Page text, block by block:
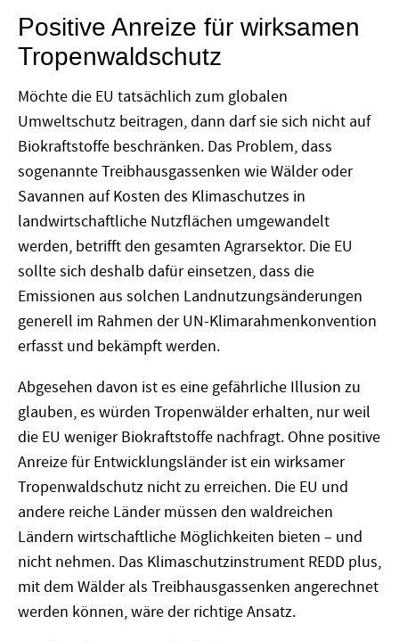
Positive Anreize für wirksamen
Tropenwaldschutz
Möchte die EU tatsächlich zum globalen
Umweltschutz beitragen, dann darf sie sich nicht auf
Biokraftstoffe beschränken. Das Problem, dass
sogenannte Treibhausgassenken wie Wälder oder
Savannen auf Kosten des Klimaschutzes in
landwirtschaftliche Nutzflächen umgewandelt
werden, betrifft den gesamten Agrarsektor. Die EU
sollte sich deshalb dafür einsetzen, dass die
Emissionen aus solchen Landnutzungsänderungen
generell im Rahmen der UN-Klimarahmenkonvention
erfasst und bekämpft werden.
Abgesehen davon ist es eine gefährliche Illusion zu
glauben, es würden Tropenwälder erhalten, nur weil
die EU weniger Biokraftstoffe nachfragt. Ohne positive
Anreize für Entwicklungsländer ist ein wirksamer
Tropenwaldschutz nicht zu erreichen. Die EU und
andere reiche Länder müssen den waldreichen
Ländern wirtschaftliche Möglichkeiten bieten – und
nicht nehmen. Das Klimaschutzinstrument REDD plus,
mit dem Wälder als Treibhausgassenken angerechnet
werden können, wäre der richtige Ansatz.